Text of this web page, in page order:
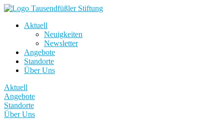
Aktuell
Neuigkeiten
Newsletter
Angebote
Standorte
Über Uns
Aktuell
Angebote
Standorte
Über Uns